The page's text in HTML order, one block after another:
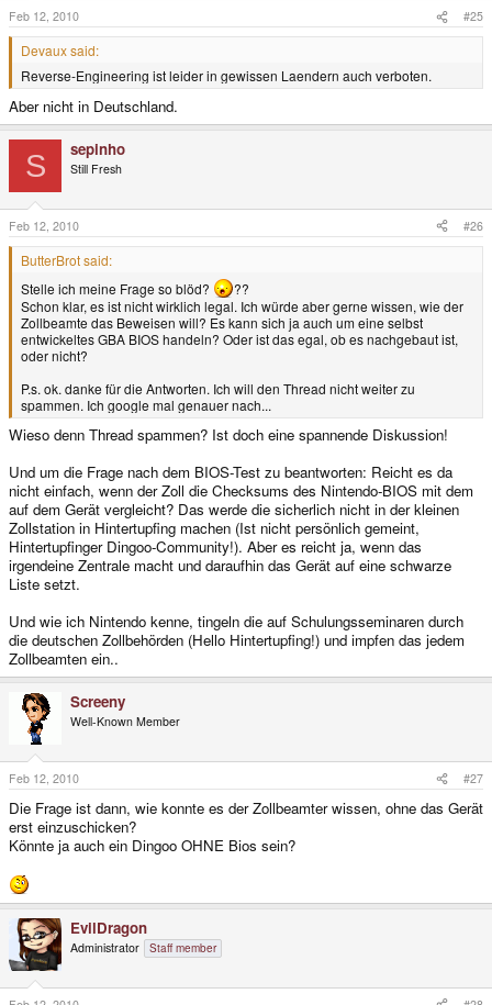
Feb 12, 2010 #25
Devaux said:
Reverse-Engineering ist leider in gewissen Laendern auch verboten.
Aber nicht in Deutschland.
S sepinho
Still Fresh
Feb 12, 2010 #26
ButterBrot said:
Stelle ich meine Frage so blöd?
??
Schon klar, es ist nicht wirklich legal. Ich würde aber gerne wissen, wie der
Zollbeamte das Beweisen will? Es kann sich ja auch um eine selbst
entwickeltes GBA BIOS handeln? Oder ist das egal, ob es nachgebaut ist,
oder nicht?
P.s. ok. danke für die Antworten. Ich will den Thread nicht weiter zu
spammen. Ich google mal genauer nach...
Wieso denn Thread spammen? Ist doch eine spannende Diskussion!
Und um die Frage nach dem BIOS-Test zu beantworten: Reicht es da
nicht einfach, wenn der Zoll die Checksums des Nintendo-BIOS mit dem
auf dem Gerät vergleicht? Das werde die sicherlich nicht in der kleinen
Zollstation in Hintertupfing machen (Ist nicht persönlich gemeint,
Hintertupfinger Dingoo-Community!). Aber es reicht ja, wenn das
irgendeine Zentrale macht und daraufhin das Gerät auf eine schwarze
Liste setzt.
Und wie ich Nintendo kenne, tingeln die auf Schulungsseminaren durch
die deutschen Zollbehörden (Hello Hintertupfing!) und impfen das jedem
Zollbeamten ein..
Screeny
Well-Known Member
Feb 12, 2010 #27
Die Frage ist dann, wie konnte es der Zollbeamter wissen, ohne das Gerät
erst einzuschicken?
Könnte ja auch ein Dingoo OHNE Bios sein?
EvilDragon
Administrator Staff member